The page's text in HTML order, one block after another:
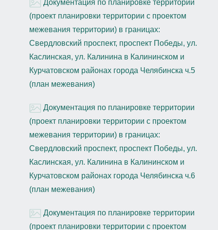
Документация по планировке территории
(проект планировки территории с проектом
межевания территории) в границах:
Свердловский проспект, проспект Победы, ул.
Каслинская, ул. Калинина в Калининском и
Курчатовском районах города Челябинска ч.5
(план межевания)
Документация по планировке территории
(проект планировки территории с проектом
межевания территории) в границах:
Свердловский проспект, проспект Победы, ул.
Каслинская, ул. Калинина в Калининском и
Курчатовском районах города Челябинска ч.6
(план межевания)
Документация по планировке территории
(проект планировки территории с проектом